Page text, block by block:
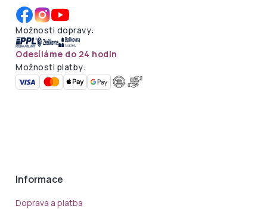
Možnosti dopravy:
Odesíláme do 24 hodin
Možnosti platby:
Informace
Doprava a platba